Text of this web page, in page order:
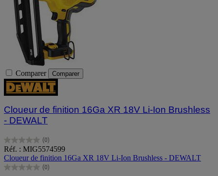
Comparer Comparer
Cloueur de finition 16Ga XR 18V Li-Ion Brushless
- DEWALT
(0)
0.0
sur
5
étoiles.
Réf. : MIG5574599
Cloueur de finition 16Ga XR 18V Li-Ion Brushless - DEWALT
(0)
0.0